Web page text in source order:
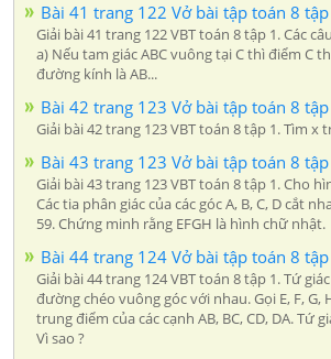
Bài 41 trang 122 Vở bài tập toán 8 tập
Giải bài 41 trang 122 VBT toán 8 tập 1. Các
a) Nếu tam giác ABC vuông tại C thì điểm C
đường kính là AB...
Bài 42 trang 123 Vở bài tập toán 8 tập
Giải bài 42 trang 123 VBT toán 8 tập 1. Tìm x
Bài 43 trang 123 Vở bài tập toán 8 tập
Giải bài 43 trang 123 VBT toán 8 tập 1. Cho
Các tia phân giác của các góc A, B, C, D cắt
59. Chứng minh rằng EFGH là hình chữ nhật.
Bài 44 trang 124 Vở bài tập toán 8 tập
Giải bài 44 trang 124 VBT toán 8 tập 1. Tứ
đường chéo vuông góc với nhau. Gọi E, F,
trung điểm của các cạnh AB, BC, CD, DA. Tứ
Vì sao ?